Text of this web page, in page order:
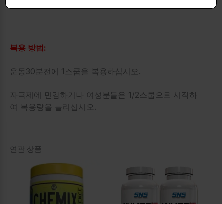
복용 방법:
운동30분전에 1스쿱을 복용하십시오.
자극제에 민감하거나 여성분들은 1/2스쿱으로 시작하
여 복용량을 늘리십시오.
연관 상품